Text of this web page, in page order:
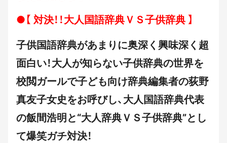
●【 対決！！大人国語辞典ＶＳ子供辞典 】
子供国語辞典があまりに奥深く興味深く超
面白い！大人が知らない子供辞典の世界を
校閲ガールで子ども向け辞典編集者の荻野
真友子女史をお呼びし、大人国語辞典代表
の飯間浩明と“大人辞典ＶＳ子供辞典”とし
て爆笑ガチ対決！